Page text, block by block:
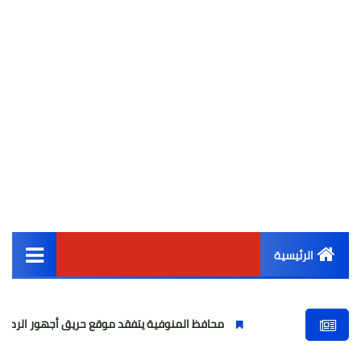
الرئيسية
أخبار مصر
محافظ المنوفية يتفقد موقع حريق أجهور الرمل بقويسنا